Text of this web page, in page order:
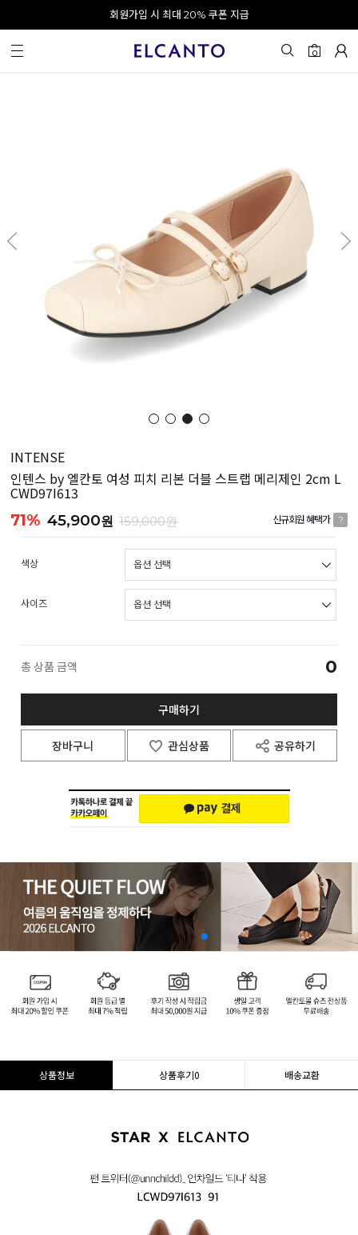
오전 10시 이전 결제 완료 시 오늘 출발!
회원가입 시 최대 20% 쿠폰 지급
0
INTENSE
인텐스 by 엘칸토 여성 피치 리본 더블 스트랩 메리제인 2cm L
CWD97I613
71% 45,900원 159,000원 신규회원 혜택가 ?
색상
사이즈
총 상품 금액 0
구매하기
장바구니 관심상품 공유하기
상품정보 상품후기0 배송교환